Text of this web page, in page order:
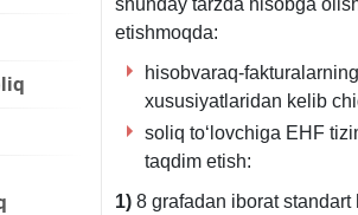
shunday tarzda hisobga
etishmoqda:
hisobvaraq-
хususiyatlaridan kelib
soliq toʻlovchiga EHF
taqdim etish:
1)8 grafadan iborat standart